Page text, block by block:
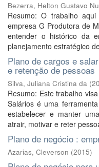
Bezerra, Helton Gustavo
Resumo: O trabalho
empresa G Produtora de
entender o histórico da
planejamento estratégico
Plano de cargos e
e retenção de pessoas
Silva, Juliana Cristina da (
Resumo: Este trabalho
Salários é uma
estabelecer e manter
atrair, motivar e reter
Plano de negócio :
Azarias, Cleverson (2015)